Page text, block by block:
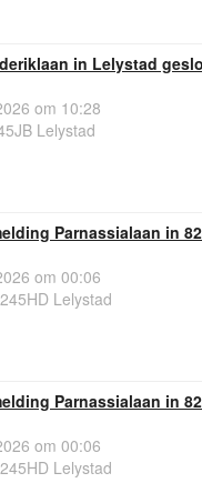
in Lelystad
om 10:28
Lelystad
Parnassialaan in
om 00:06
Lelystad
Parnassialaan in
om 00:06
Lelystad